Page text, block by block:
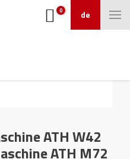
de
0
ATH W42
ATH M72